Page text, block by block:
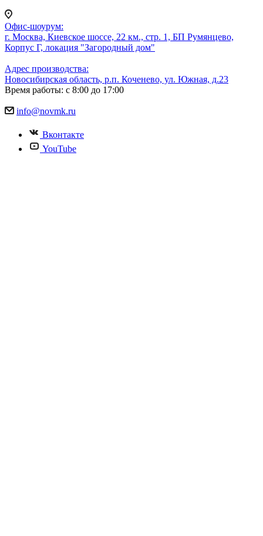
Офис-шоурум:
г. Москва, Киевское шоссе, 22 км., стр. 1, БП Румянцево,
Корпус Г, локация "Загородный дом"
Адрес производства:
Новосибирская область, р.п. Коченево, ул. Южная, д.23
Время работы: с 8:00 до 17:00
info@novmk.ru
Вконтакте
YouTube